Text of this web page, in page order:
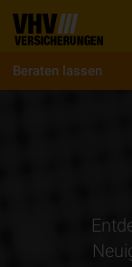
Beraten lassen